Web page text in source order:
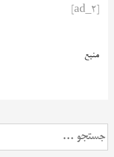
منبع